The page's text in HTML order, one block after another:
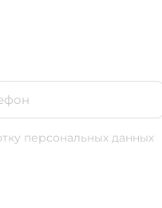
персональных данных